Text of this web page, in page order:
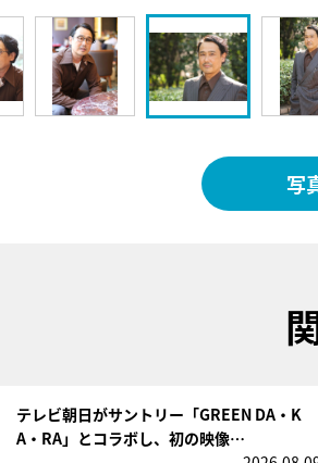
写
テレビ朝日がサントリー「GREEN DA・K
A・RA」とコラボし、初の映像…